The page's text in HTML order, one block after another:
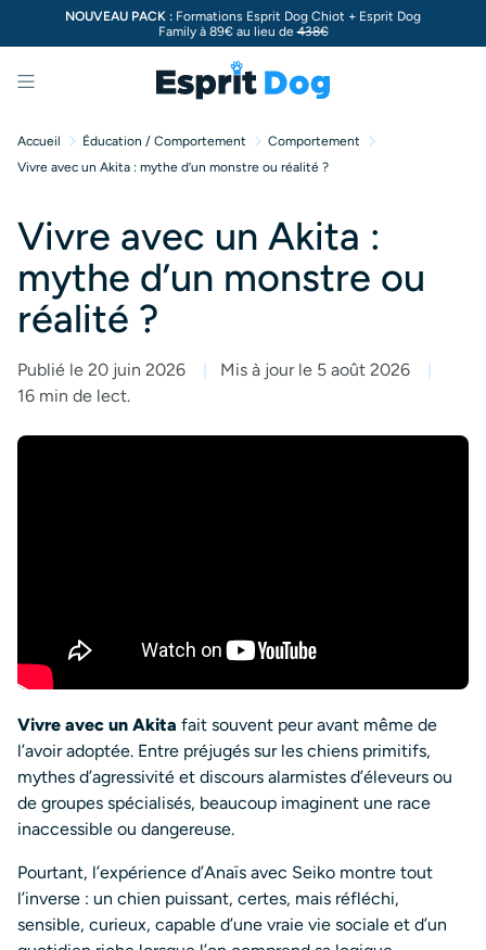
NOUVEAU PACK : Formations Esprit Dog Chiot + Esprit Dog
Family à 89€ au lieu de438€
Menu
Accueil Éducation / Comportement
Comportement
Vivre avec un Akita : mythe d’un monstre ou réalité ?
Vivre avec un Akita :
mythe d’un monstre ou
réalité ?
Publié le 20 juin 2026
Mis à jour le 5 août 2026
16 min de lect.
Vivre avec un Akita fait souvent peur avant même de
l’avoir adoptée. Entre préjugés sur les chiens primitifs,
mythes d’agressivité et discours alarmistes d’éleveurs ou
de groupes spécialisés, beaucoup imaginent une race
inaccessible ou dangereuse.
Pourtant, l’expérience d’Anaïs avec Seiko montre tout
l’inverse : un chien puissant, certes, mais réfléchi,
sensible, curieux, capable d’une vraie vie sociale et d’un